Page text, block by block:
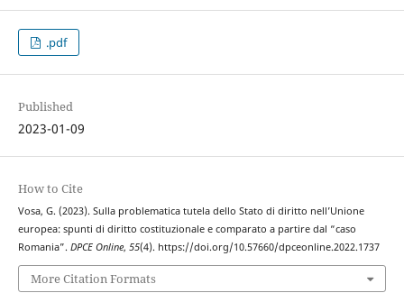
.pdf
Published
2023-01-09
How to Cite
Vosa, G. (2023). Sulla problematica tutela dello Stato di diritto nell’Unione
europea: spunti di diritto costituzionale e comparato a partire dal “caso
Romania”. DPCE Online, 55(4). https://doi.org/10.57660/dpceonline.2022.1737
More Citation Formats